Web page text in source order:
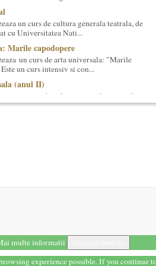
un curs de cultura generala teatrala, de
cu Universitatea Nati...
Marile capodopere
un curs de arta universala: "Marile
un curs intensiv si con...
(anul II)
un curs de cultura generala muzicala,
cu Universitatea N...
stilizata de scriitori englezi
Lab, Palatul Universul,
multe informatii
experience possible. If you